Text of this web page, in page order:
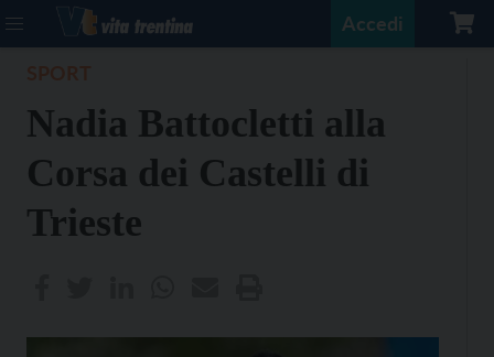
Accedi
Nadia Battocletti alla
Corsa dei Castelli di
Trieste